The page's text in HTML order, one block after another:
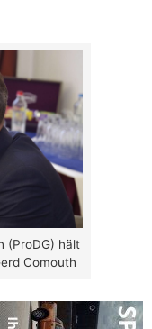
(ProDG) hält
Comouth